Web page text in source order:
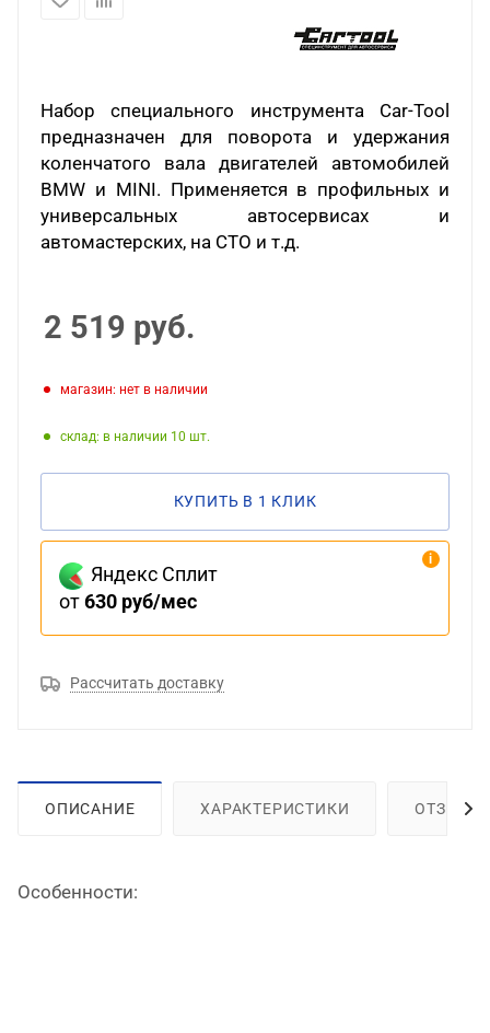
Набор специального инструмента Car-Tool
предназначен для поворота и удержания
коленчатого вала двигателей автомобилей
BMW и MINI. Применяется в профильных и
универсальных автосервисах и
автомастерских, на СТО и т.д.
2 519 руб.
Магазин: нет в наличии
Склад: в наличии 10
КУПИТЬ В 1 КЛИК
Яндекс Сплит
от630 руб/мес
Рассчитать доставку
ОПИСАНИЕ ХАРАКТЕРИСТИКИ ОТЗЫВЫ
Особенности: